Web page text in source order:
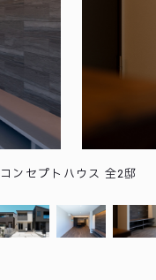
コンセプトハウス 全2邸